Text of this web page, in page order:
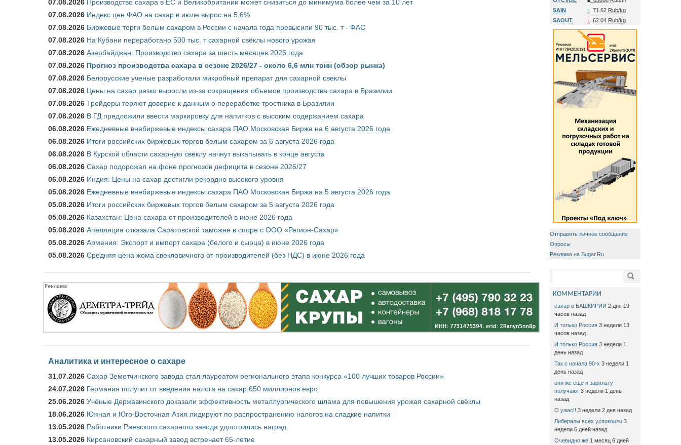
07.08.2026 Производство сахара в ЕС и Великобритании может снизиться до минимума более чем за 10 лет
07.08.2026 Индекс цен ФАО на сахар в июле вырос на 5,6%
07.08.2026 Биржевые торги белым сахаром в России с начала года превысили 90 тыс. т - ФАС
07.08.2026 На Кубани переработано 500 тыс. т сахарной свёклы нового урожая
07.08.2026 Азербайджан: Производство сахара за шесть месяцев 2026 года
07.08.2026 Прогноз производства сахара в сезоне 2026/27 - около 6,6 млн тонн (обзор рынка)
07.08.2026 Белорусские ученые разработали микробный препарат для сахарной свеклы
07.08.2026 Цены на сахар резко выросли из-за сокращения объемов производства сахара в Бразилии
07.08.2026 Трейдеры теряют доверие к данным о переработке тростника в Бразилии
07.08.2026 В ГД предложили ввести маркировку для напитков с высоким содержанием сахара
06.08.2026 Ежедневные внебиржевые индексы сахара ПАО Московская Биржа на 6 августа 2026 года
06.08.2026 Итоги российских биржевых торгов белым сахаром за 6 августа 2026 года
06.08.2026 В Курской области сахарную свёклу начнут выкапывать в конце августа
06.08.2026 Сахар подорожал на фоне прогнозов дефицита в сезоне 2026/27
06.08.2026 Индия: Цены на сахар достигли рекордно высокого уровня
05.08.2026 Ежедневные внебиржевые индексы сахара ПАО Московская Биржа на 5 августа 2026 года
05.08.2026 Итоги российских биржевых торгов белым сахаром за 5 августа 2026 года
05.08.2026 Казахстан: Цена сахара от производителей в июне 2026 года
05.08.2026 Апелляция отказала Саратовской таможне в споре с ООО «Регион-Сахар»
05.08.2026 Армения: Экспорт и импорт сахара (белого и сырца) в июне 2026 года
05.08.2026 Средняя цена жома свекловичного от производителей (без НДС) в июне 2026 года
Аналитика и интересное о сахаре
31.07.2026 Сахар Земетчинского завода стал лауреатом регионального этапа конкурса «100 лучших товаров России»
24.07.2026 Германия получит от введения налога на сахар 650 миллионов евро
25.06.2026 Учёные Державинского доказали эффективность металлургического шлама для повышения урожая сахарной свёклы
18.06.2026 Южная и Юго-Восточная Азия лидируют по распространению налогов на сладкие напитки
13.05.2026 Работники Раевского сахарного завода удостоились наград
13.05.2026 Кирсановский сахарный завод встречает 65-летие
SAIN
↑
71.62 Rub/kg
SAOUT
↓ 62.04 Rub/kg
Отправить личное сообщение
Опросы
Реклама на Sugar.Ru
Поиск
КОММЕНТАРИИ
сахар в БАШКИРИИ 2 дня 19
часов назад
И только Россия 3 недели 13
часов назад
И только Россия 3 недели 1
день назад
Так с начала 90-х 3 недели 1
день назад
они же еще и зарплату
получают 3 недели 1 день
назад
О ужас!! 3 недели 2 дня назад
Либералы всех успокоили 3
недели 6 дней назад
Очевидно же 1 месяц 6 дней